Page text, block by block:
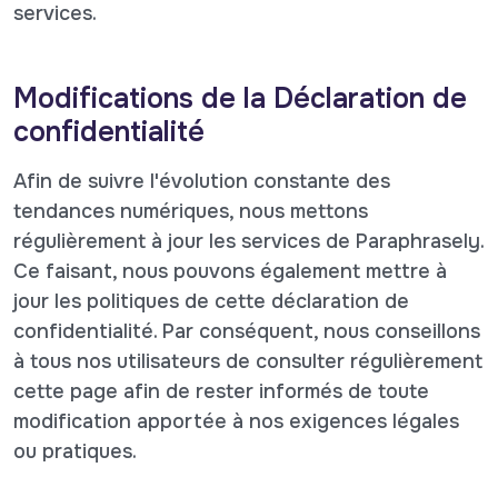
services.
Modifications de la Déclaration de
confidentialité
Afin de suivre l'évolution constante des
tendances numériques, nous mettons
régulièrement à jour les services de Paraphrasely.
Ce faisant, nous pouvons également mettre à
jour les politiques de cette déclaration de
confidentialité. Par conséquent, nous conseillons
à tous nos utilisateurs de consulter régulièrement
cette page afin de rester informés de toute
modification apportée à nos exigences légales
ou pratiques.